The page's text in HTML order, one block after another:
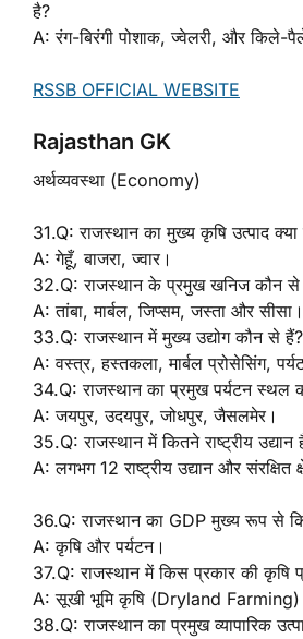
है?
A: रंग-बिरंगी पोशाक, ज्वेलरी, और किले-
RSSB OFFICIAL WEBSITE
Rajasthan GK
अर्थव्यवस्था (Economy)
31.Q: राजस्थान का मुख्य कृषि उत्पाद क्या
A: गेहूँ, बाजरा, ज्वार।
32.Q: राजस्थान के प्रमुख खनिज कौन से
A: तांबा, मार्बल, जिप्सम, जस्ता और सीसा।
33.Q: राजस्थान में मुख्य उद्योग कौन से हैं?
A: वस्त्र, हस्तकला, मार्बल प्रोसेसिंग,
34.Q: राजस्थान का प्रमुख पर्यटन स्थल
A: जयपुर, उदयपुर, जोधपुर, जैसलमेर।
35.Q: राजस्थान में कितने राष्ट्रीय उद्यान
A: लगभग 12 राष्ट्रीय उद्यान और संरक्षित
36.Q: राजस्थान का GDP मुख्य रूप से
A: कृषि और पर्यटन।
37.Q: राजस्थान में किस प्रकार की कृषि
A: सूखी भूमि कृषि (Dryland
38.Q: राजस्थान का प्रमुख व्यापारिक